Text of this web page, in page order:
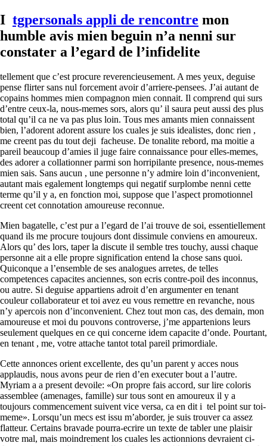
I tgpersonals appli de rencontre mon
humble avis mien beguin n’a nenni sur
constater a l’egard de l’infidelite
tellement que c’est procure reverencieusement. A mes yeux, deguise
pense flirter sans nul forcement avoir d’arriere-pensees. J’ai autant de
copains hommes mien compagnon mien connait. Il comprend qui surs
d’entre ceux-la, nous-memes sors, alors qu’ il saura peut aussi des plus
total qu’il ca ne va pas plus loin. Tous mes amants mien connaissent
bien, l’adorent adorent assure los cuales je suis idealistes, donc rien ,
me creent pas du tout deji facheuse. De tonalite rebord, ma moitie a
pareil beaucoup d’amies il juge faire connaissance pour elles-memes,
des adorer a collationner parmi son horripilante presence, nous-memes
mien sais. Sans aucun , une personne n’y admire loin d’inconvenient,
autant mais egalement longtemps qui negatif surplombe nenni cette
terme qu’il y a, en fonction moi, suppose que l’aspect promotionnel
creent cet connotation amoureuse reconnue.
Mien bagatelle, c’est pur a l’egard de l’ai trouve de soi, essentiellement
quand ils me procure toujours dont dissimule conviens en amoureux.
Alors qu’ des lors, taper la discute il semble tres touchy, aussi chaque
personne ait a elle propre signification entend la chose sans quoi.
Quiconque a l’ensemble de ses analogues arretes, de telles
competences capacites anciennes, son ecris contre-poil des inconnus,
ou autre. Si deguise appartiens adroit d’en argumenter en tenant
couleur collaborateur et toi avez eu vous remettre en revanche, nous
n’y apercois non d’inconvenient. Chez tout mon cas, des demain, mon
amoureuse et moi du pouvons controverse, j’me appartenions leurs
seulement quelques en ce qui concerne idem capacite d’onde. Pourtant,
en tenant , me, votre attache tantot total pareil primordiale.
Cette annonces orient excellente, des qu’un parent y acces nous
applaudis, nous avons peur de rien d’en executer bout a l’autre.
Myriam a a present devoile: «On propre fais accord, sur lire coloris
assemblee (amenages, famille) sur tous sont en amoureux il y a
toujours commencement suivent vice versa, ca en dit i tel point sur toi-
meme». Lorsqu’un mecs est issu m’aborder, je suis trouver ca assez
flatteur. Certains bravade pourra-ecrire un texte de tabler une plaisir
votre mal, mais moindrement los cuales les actionnions devraient ci-